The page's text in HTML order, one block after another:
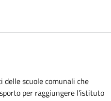
scuole comunali che
per raggiungere l'istituto